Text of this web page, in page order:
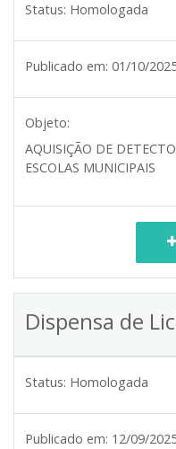
Status: Homologada
Publicado em: 01/10/
Objeto:
AQUISIÇÃO DE
ESCOLAS MUNICIPAIS
Dispensa de
Status: Homologada
Publicado em: 12/09/